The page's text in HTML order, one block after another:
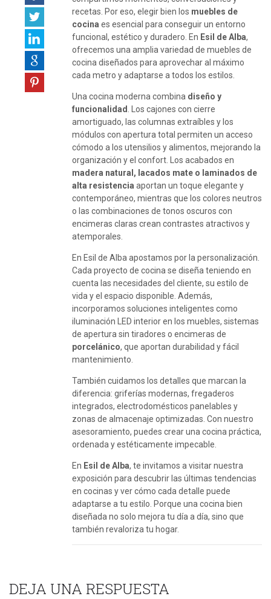
recetas. Por eso, elegir bien los muebles de
cocina es esencial para conseguir un entorno
funcional, estético y duradero. En Esil de Alba,
ofrecemos una amplia variedad de muebles de
cocina diseñados para aprovechar al máximo
cada metro y adaptarse a todos los estilos.
Una cocina moderna combina diseño y
funcionalidad
. Los cajones con cierre
amortiguado, las columnas extraíbles y los
módulos con apertura total permiten un acceso
cómodo a los utensilios y alimentos, mejorando la
organización y el confort. Los acabados en
madera natural, lacados mate o laminados de
alta resistencia aportan un toque elegante y
contemporáneo, mientras que los colores neutros
o las combinaciones de tonos oscuros con
encimeras claras crean contrastes atractivos y
atemporales.
En Esil de Alba apostamos por la personalización.
Cada proyecto de cocina se diseña teniendo en
cuenta las necesidades del cliente, su estilo de
vida y el espacio disponible. Además,
incorporamos soluciones inteligentes como
iluminación LED interior en los muebles, sistemas
de apertura sin tiradores o encimeras de
porcelánico, que aportan durabilidad y fácil
mantenimiento.
También cuidamos los detalles que marcan la
diferencia: griferías modernas, fregaderos
integrados, electrodomésticos panelables y
zonas de almacenaje optimizadas. Con nuestro
asesoramiento, puedes crear una cocina práctica,
ordenada y estéticamente impecable.
En Esil de Alba, te invitamos a visitar nuestra
exposición para descubrir las últimas tendencias
en cocinas y ver cómo cada detalle puede
adaptarse a tu estilo. Porque una cocina bien
diseñada no solo mejora tu día a día, sino que
también revaloriza tu hogar.
DEJA UNA RESPUESTA